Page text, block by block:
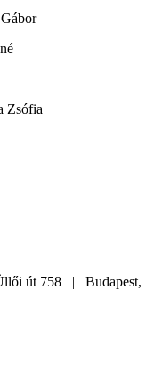
Zsófia
út 758 | Budapest,